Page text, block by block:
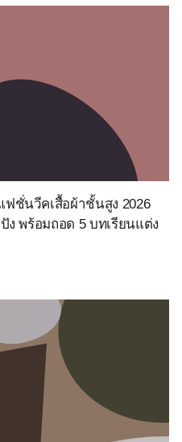
ฟชั่นวีคเสื้อผ้าชั้นสูง 2026
ง พร้อมถอด 5 บทเรียนแต่ง